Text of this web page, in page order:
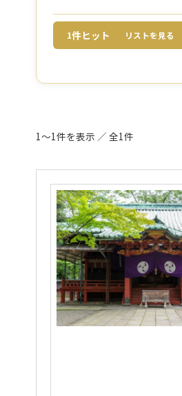
1件ヒット リストを見る
1～1件を表示 ／ 全1件